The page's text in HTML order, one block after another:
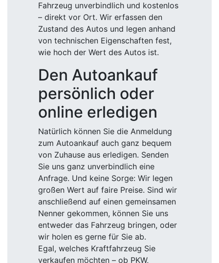
Fahrzeug unverbindlich und kostenlos
– direkt vor Ort. Wir erfassen den
Zustand des Autos und legen anhand
von technischen Eigenschaften fest,
wie hoch der Wert des Autos ist.
Den Autoankauf
persönlich oder
online erledigen
Natürlich können Sie die Anmeldung
zum Autoankauf auch ganz bequem
von Zuhause aus erledigen. Senden
Sie uns ganz unverbindlich eine
Anfrage. Und keine Sorge: Wir legen
großen Wert auf faire Preise. Sind wir
anschließend auf einen gemeinsamen
Nenner gekommen, können Sie uns
entweder das Fahrzeug bringen, oder
wir holen es gerne für Sie ab.
Egal, welches Kraftfahrzeug Sie
verkaufen möchten – ob PKW,